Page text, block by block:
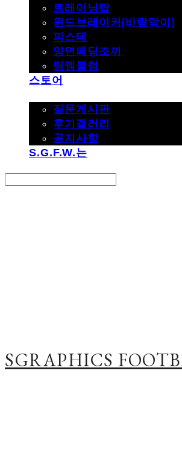
트레이닝탑
윈드브레이커(바람막이)
피스테
양면패딩조끼
팀엠블럼
스토어
질문게시판
후기갤러리
공지사항
S.G.F.W.는
SGRAPHICS